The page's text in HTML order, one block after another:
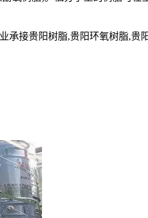
接贵阳树脂,贵阳环氧树脂,贵